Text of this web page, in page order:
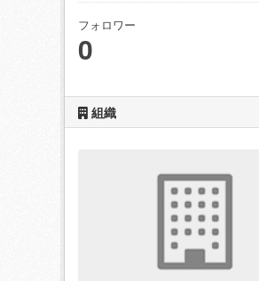
フォロワー
0
組織